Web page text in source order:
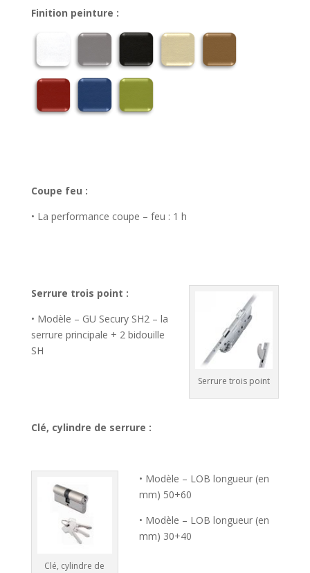
Finition peinture :
Coupe feu :
• La performance coupe – feu : 1 h
Serrure trois point
Serrure trois point :
• Modèle – GU Secury SH2 – la
serrure principale + 2 bidouille
SH
Clé, cylindre de serrure :
Clé, cylindre de
• Modèle – LOB longueur (en
mm) 50+60
• Modèle – LOB longueur (en
mm) 30+40